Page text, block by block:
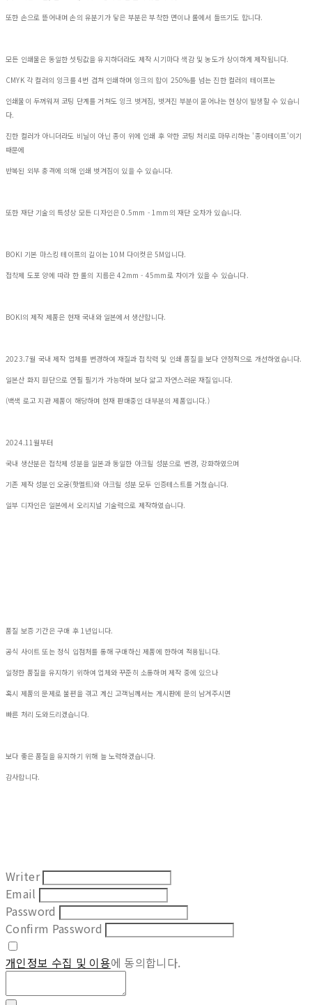
또한 손으로 뜯어내며 손의 유분기가 닿은 부분은 부착한 면이나 롤에서 들뜨기도 합니다.
모든 인쇄물은 동일한 셋팅값을 유지하더라도 제작 시기마다 색감 및 농도가 상이하게 제작됩니다.
CMYK 각 컬러의 잉크를 4번 겹쳐 인쇄하며 잉크의 합이 250%를 넘는 진한 컬러의 테이프는
인쇄물이 두꺼워져 코팅 단계를 거쳐도 잉크 벗겨짐, 벗겨진 부분이 묻어나는 현상이 발생할 수 있습니
다.
진한 컬러가 아니더라도 비닐이 아닌 종이 위에 인쇄 후 약한 코팅 처리로 마무리하는 '종이테이프'이기
때문에
반복된 외부 충격에 의해 인쇄 벗겨짐이 있을 수 있습니다.
또한 재단 기술의 특성상 모든 디자인은 0.5mm - 1mm의 재단 오차가 있습니다.
BOKI 기본 마스킹 테이프의 길이는 10M 다이컷은 5M입니다.
접착제 도포 양에 따라 한 롤의 지름은 42mm - 45mm로 차이가 있을 수 있습니다.
BOKI의 제작 제품은 현재 국내와 일본에서 생산합니다.
2023.7월 국내 제작 업체를 변경하여 재질과 접착력 및 인쇄 품질을 보다 안정적으로 개선하였습니다.
일본산 화지 원단으로 연필 필기가 가능하며 보다 얇고 자연스러운 재질입니다.
(백색 로고 지관 제품이 해당하며 현재 판매중인 대부분의 제품입니다.)
2024.11월부터
국내 생산분은 접착제 성분을 일본과 동일한 아크릴 성분으로 변경, 강화하였으며
기존 제작 성분인 오공(핫멜트)와 아크릴 성분 모두 인증테스트를 거쳤습니다.
일부 디자인은 일본에서 오리지널 기술력으로 제작하였습니다.
품질 보증 기간은 구매 후 1년입니다.
공식 사이트 또는 정식 입점처를 통해 구매하신 제품에 한하여 적용됩니다.
일정한 품질을 유지하기 위하여 업체와 꾸준히 소통하며 제작 중에 있으나
혹시 제품의 문제로 불편을 겪고 계신 고객님께서는 게시판에 문의 남겨주시면
빠른 처리 도와드리겠습니다.
보다 좋은 품질을 유지하기 위해 늘 노력하겠습니다.
감사합니다.
Writer
Email
Password
Confirm Password
개인정보 수집 및 이용에 동의합니다.